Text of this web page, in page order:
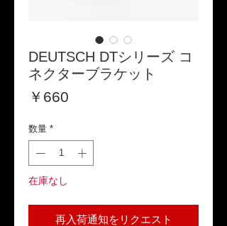
DEUTSCH DTシリーズ コ
ネクターブラケット
￥660
数量 *
在庫なし
再入荷通知をリクエスト